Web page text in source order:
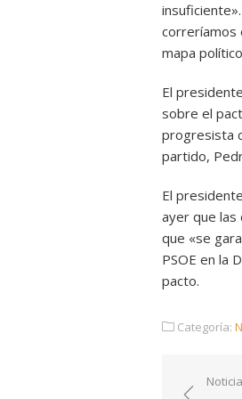
correríamos
mapa
El
sobre el
progresista
partido,
El
ayer que las
que «se
PSOE en la
pacto.
Categoría: